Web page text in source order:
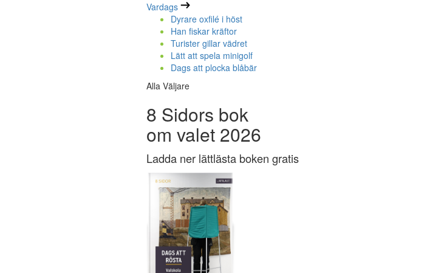
Vardags
Dyrare oxfilé i höst
Han fiskar kräftor
Turister gillar vädret
Lätt att spela minigolf
Dags att plocka blåbär
Alla Väljare
8 Sidors bok
om valet 2026
Ladda ner lättlästa boken gratis